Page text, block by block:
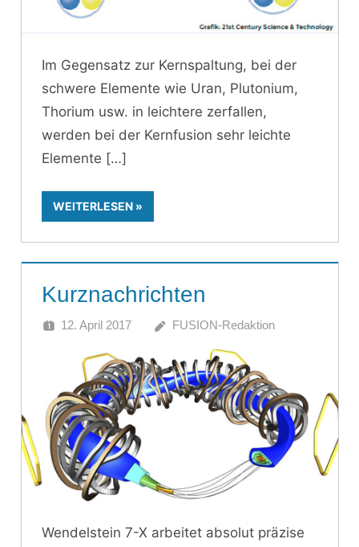
Im Gegensatz zur Kernspaltung, bei der
schwere Elemente wie Uran, Plutonium,
Thorium usw. in leichtere zerfallen,
werden bei der Kernfusion sehr leichte
Elemente
WEITERLESEN
Kurznachrichten
12. April 2017 FUSION-Redaktion
Wendelstein 7-X arbeitet absolut präzise